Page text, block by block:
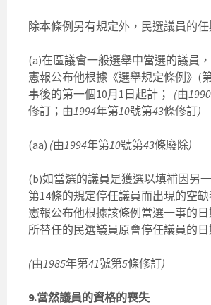
除本條例另有規定外，民選議員的
(a)在區議會一般選舉中當選的議員
憲報公布他根據《選舉規定條例》(
事後的第一個10月1日起計； (由1990
修訂；由1994年第10號第43條修訂)
(aa) (由1994年第10號第43條廢除)
(b)如當選的議員是獲選以填補因另
第14條的規定停任議員而出現的空
憲報公布他根據該條例當選一事的
所替任的民選議員原會停任議員的日
(由1985年第41號第5條修訂)
9.當然議員的資格的喪失